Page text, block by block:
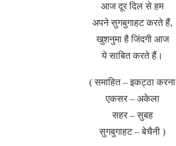
आज दूर दिल से हम
अपने सुगबुगाहट करते हैं,
खुशनुमा है जिंदगी आज
ये साबित करते हैं।
( समाहित – इकट्ठा करना
एकसर – अकेला
सहर – सुबह
सुगबुगाहट – बेचैनी )